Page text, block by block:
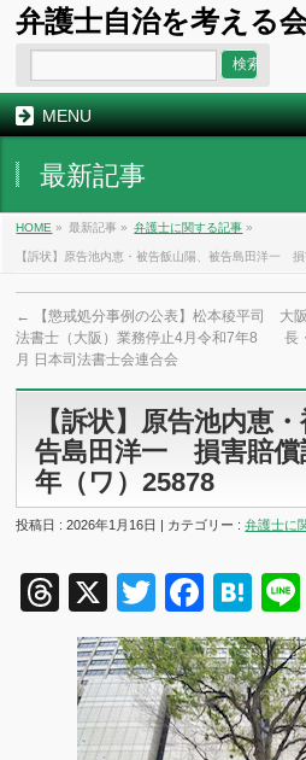
弁護士自治を考える
MENU
最新記事
HOME » 最新記事 » 弁護士に関する記事 »
【訴状】原告池内恵・被告飯山陽、被告島田洋一
←
【懲戒処分事例の公表】松本稜平司
法書士（大阪）業務停止4月令和7年8
月 日本司法書士会連合会
大
長
【訴状】原告池内恵
告島田洋一 損害賠
年（ワ）25878
投稿日 : 2026年1月16日 | カテゴリー :弁護士に
Threads
X Twitter